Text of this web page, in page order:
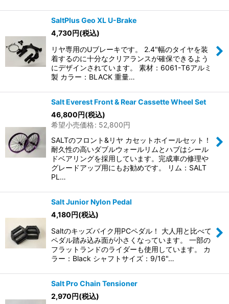
SaltPlus Geo XL U-Brake
4,730円(税込)
リヤ専用のUブレーキです。 2.4"幅のタイヤを装
着するのに十分なクリアランスが確保できるよう
にデザインされています。 素材：6061-T6アルミ
製 カラー：BLACK 重量…
Salt Everest Front & Rear Cassette Wheel Set
46,800円(税込)
希望小売価格: 52,800円
SALTのフロント&リヤ カセットホイールセット！
耐久性の高いダブルウォールリムとハブはシール
ドベアリングを採用しています。完成車の修理や
グレードアップ用にもお勧めです。 リム：SALT
PL…
Salt Junior Nylon Pedal
4,180円(税込)
Saltのキッズバイク用PCペダル！ 大人用と比べて
ペダル踏み込み面が小さくなっています。 一部の
フラットランドのライダーも使用しています。 カ
ラー：Black シャフトサイズ：9/16"…
Salt Pro Chain Tensioner
2,970円(税込)